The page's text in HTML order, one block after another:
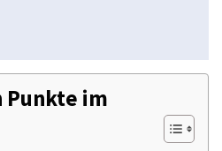
Punkte im